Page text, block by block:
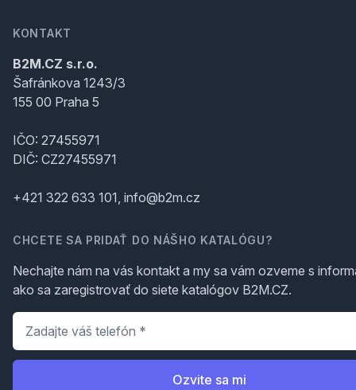
KONTAKT
B2M.CZ s.r.o.
Šafránkova 1243/3
155 00 Praha 5
IČO: 27455971
DIČ: CZ27455971
+421 322 633 101, info@b2m.cz
CHCETE SA PRIDAŤ DO NÁŠHO KATALÓGU?
Nechajte nám na vás kontakt a my sa vám ozveme s
ako sa zaregistrovať do siete katalógov B2M.CZ.
Telefón
Ozvite sa mi